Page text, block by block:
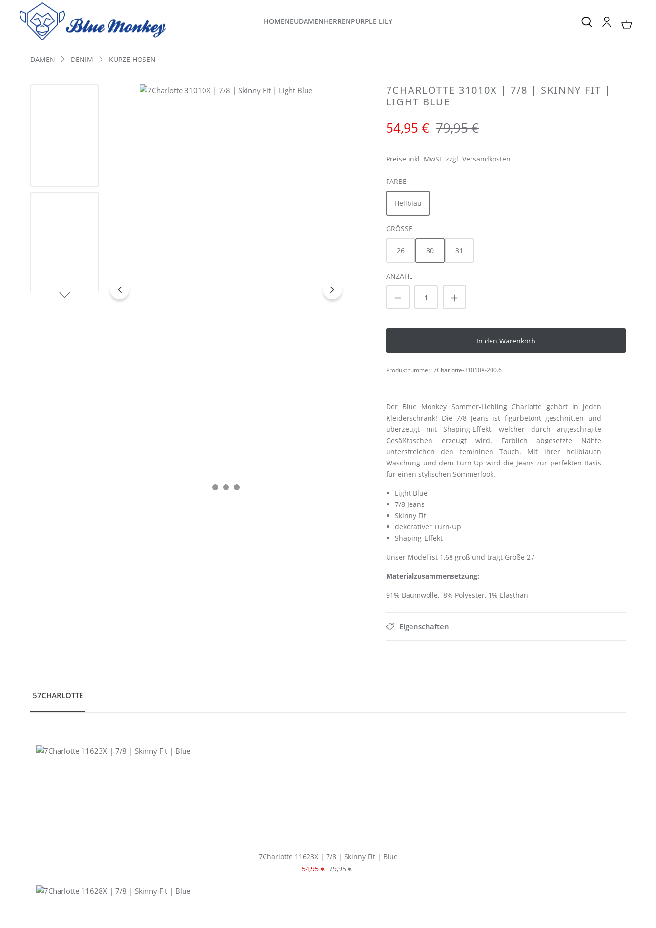
HOMENEUDAMENHERRENPURPLE LILY
DAMEN DENIM KURZE HOSEN
7CHARLOTTE 31010X | 7/8 | SKINNY FIT |
LIGHT BLUE
Verkaufspreis:
54,95 € Regulärer Preis:
79,95 €
Preise inkl. MwSt. zzgl. Versandkosten
FARBE
Hellblau
GRÖSSE
26 30 31
ANZAHL
Produkt Anzahl: Gib den gewünschten Wert ein
In den Warenkorb
Produktnummer:7Charlotte-31010X-200.6
Der Blue Monkey Sommer-Liebling Charlotte gehört in jeden
Kleiderschrank! Die 7/8 Jeans ist figurbetont geschnitten und
überzeugt mit Shaping-Effekt, welcher durch angeschrägte
Gesäßtaschen erzeugt wird. Farblich abgesetzte Nähte
unterstreichen den femininen Touch. Mit ihrer hellblauen
Waschung und dem Turn-Up wird die Jeans zur perfekten Basis
für einen stylischen Sommerlook.
Light Blue
7/8 Jeans
Skinny Fit
dekorativer Turn-Up
Shaping-Effekt
Unser Model ist 1,68 groß und trägt Größe 27
Materialzusammensetzung:
91% Baumwolle, 8% Polyester, 1% Elasthan
Eigenschaften
57CHARLOTTE
7Charlotte 11623X | 7/8 | Skinny Fit | Blue
Verkaufspreis:
54,95 € Regulärer Preis:
79,95 €